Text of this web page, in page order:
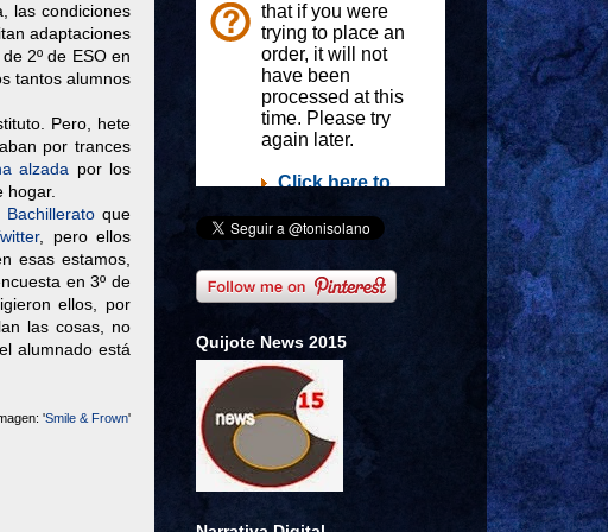
las condiciones
adaptaciones
2º de ESO en
tantos alumnos
Pero, hete
por trances
alzada por los
hogar.
Bachilleratoque
, pero ellos
esas estamos,
en 3º de
ellos, por
las cosas, no
alumnado está
'Smile & Frown'
Quijote News 2015